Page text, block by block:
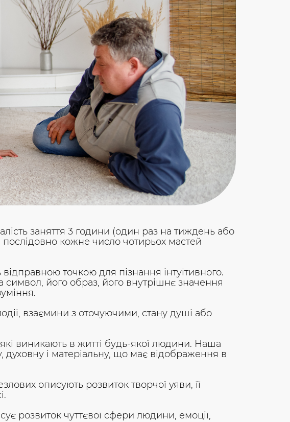
заняття 3 години (один раз на тиждень або
кожне число чотирьох мастей
точкою для пізнання інтуїтивного.
символ, його образ, його внутрішнє значення
взаємини з оточуючими, стану душі або
які виникають в житті будь-якої людини. Наша
духовну і матеріальну, що має відображення в
описують розвиток творчої уяви, її
розвиток чуттєвої сфери людини, емоції,